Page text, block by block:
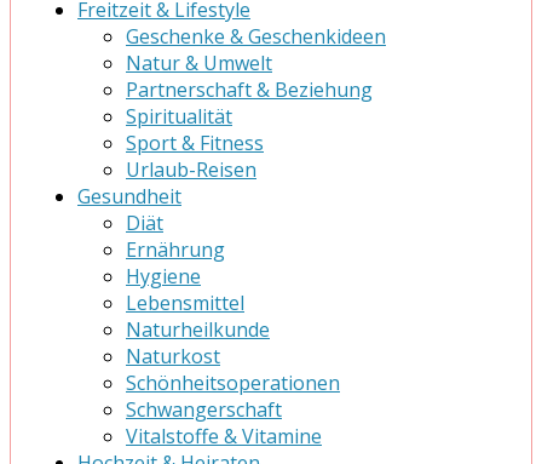
Freitzeit & Lifestyle
Geschenke & Geschenkideen
Natur & Umwelt
Partnerschaft & Beziehung
Spiritualität
Sport & Fitness
Urlaub-Reisen
Gesundheit
Diät
Ernährung
Hygiene
Lebensmittel
Naturheilkunde
Naturkost
Schönheitsoperationen
Schwangerschaft
Vitalstoffe & Vitamine